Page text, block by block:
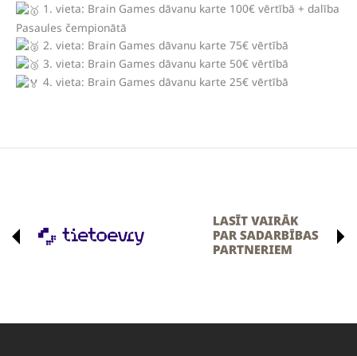
1. vieta: Brain Games dāvanu karte 100€ vērtībā + dalība
Pasaules čempionātā
2. vieta: Brain Games dāvanu karte 75€ vērtībā
3. vieta: Brain Games dāvanu karte 50€ vērtībā
4. vieta: Brain Games dāvanu karte 25€ vērtībā